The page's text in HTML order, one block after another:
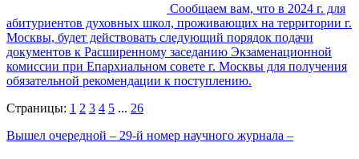
Сообщаем вам, что в 2024 г. для
абитуриентов духовных школ, проживающих на территории г.
Москвы, будет действовать следующий порядок подачи
документов к Расширенному заседанию Экзаменационной
комиссии при Епархиальном совете г. Москвы для получения
обязательной рекомендации к поступлению.
Страницы: 1 2 3 4 5 ... 26
Вышел очередной – 29-й номер научного журнала –